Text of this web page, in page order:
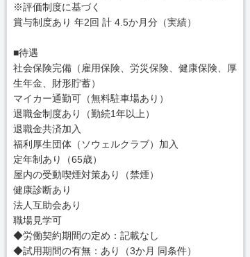
※評価制度に基づく
賞与制度あり 年2回 計 4.5か月分（実績）
■待遇
社会保険完備（雇用保険、労災保険、健康保険、厚
生年金、財形貯蓄）
マイカー通勤可（無料駐車場あり）
退職金制度あり（勤続1年以上）
退職金共済加入
福利厚生団体（ソウェルクラブ）加入
定年制あり（65歳）
屋内の受動喫煙対策あり（禁煙）
健康診断あり
法人互助会あり
職場見学可
◆労働契約期間の定め：記載なし
◆試用期間の有無：あり（3か月 同条件）